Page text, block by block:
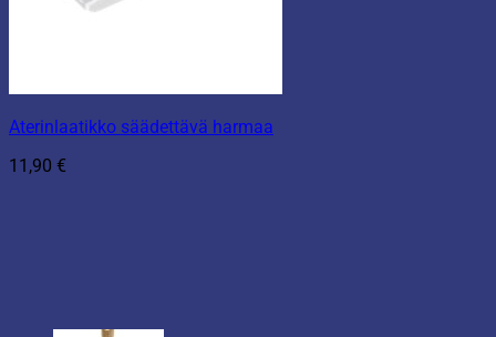
Aterinlaatikko säädettävä harmaa
11,90 €